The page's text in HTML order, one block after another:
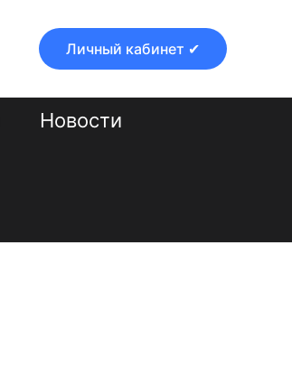
Личный кабинет ✔
Новости